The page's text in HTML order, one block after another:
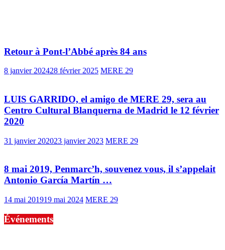
Retour à Pont-l’Abbé après 84 ans
8 janvier 202428 février 2025 MERE 29
LUIS GARRIDO, el amigo de MERE 29, sera au
Centro Cultural Blanquerna de Madrid le 12 février
2020
31 janvier 202023 janvier 2023 MERE 29
8 mai 2019, Penmarc’h, souvenez vous, il s’appelait
Antonio García Martín …
14 mai 201919 mai 2024 MERE 29
Événements